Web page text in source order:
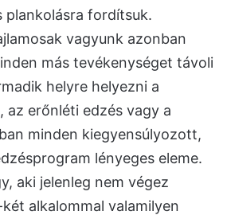
plankolásra fordítsuk.
vagyunk azonban
más tevékenységet távoli
helyre helyezni a
az erőnléti edzés vagy a
minden kiegyensúlyozott,
lényeges eleme.
aki jelenleg nem végez
alkalommal valamilyen